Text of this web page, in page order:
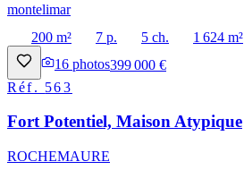
montelimar
200 m²
7 p. 5 ch.
1 624 m²
16 photos399 000 €
Réf. 563
Fort Potentiel, Maison Atypique
ROCHEMAURE